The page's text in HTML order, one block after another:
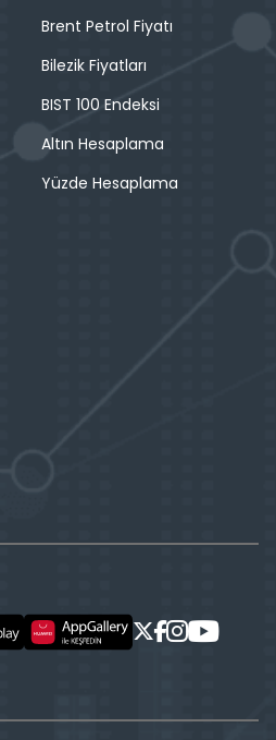
Brent Petrol Fiyatı
Bilezik Fiyatları
BIST 100 Endeksi
Altın Hesaplama
Yüzde Hesaplama